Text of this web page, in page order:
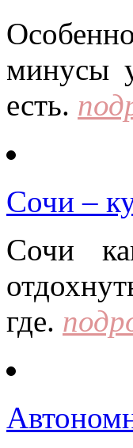
минусы
есть.
Сочи –
Сочи
где.